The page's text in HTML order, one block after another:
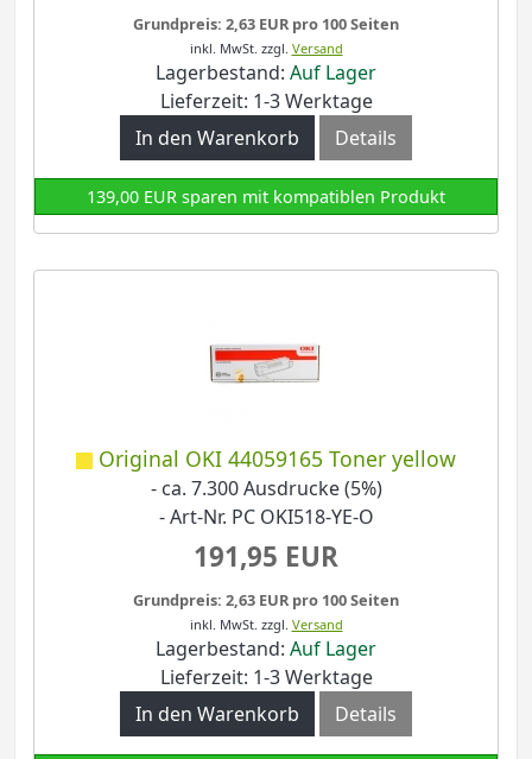
Grundpreis: 2,63 EUR pro 100 Seiten
inkl. MwSt. zzgl. Versand
Lagerbestand: Auf Lager
Lieferzeit: 1-3 Werktage
In den Warenkorb
Details
139,00 EUR sparen mit kompatiblen Produkt
Original OKI 44059165 Toner yellow
- ca. 7.300 Ausdrucke (5%)
- Art-Nr. PC OKI518-YE-O
191,95 EUR
Grundpreis: 2,63 EUR pro 100 Seiten
inkl. MwSt. zzgl. Versand
Lagerbestand: Auf Lager
Lieferzeit: 1-3 Werktage
In den Warenkorb
Details